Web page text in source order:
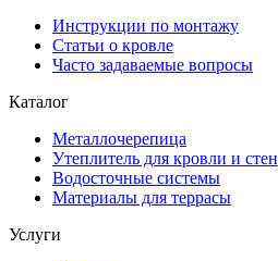
Инструкции по монтажу
Статьи о кровле
Часто задаваемые вопросы
Каталог
Металлочерепица
Утеплитель для кровли и стен
Водосточные системы
Материалы для террасы
Услуги